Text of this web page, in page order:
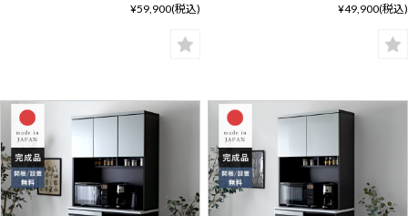
¥59,900(税込) ¥49,900(税込)